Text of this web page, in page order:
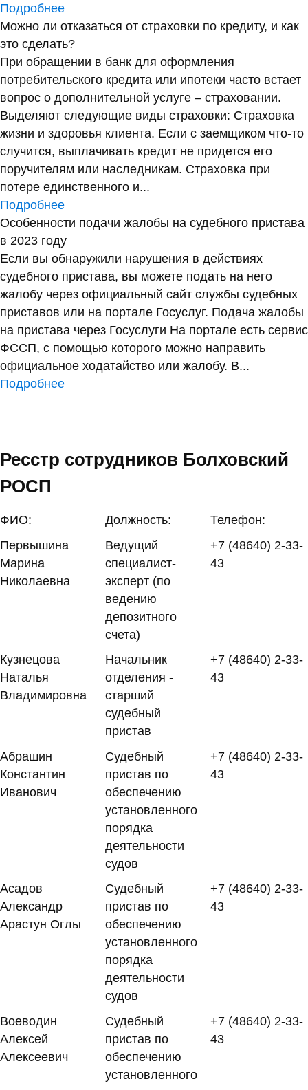
Подробнее
Можно ли отказаться от страховки по кредиту, и как
это сделать?
При обращении в банк для оформления
потребительского кредита или ипотеки часто встает
вопрос о дополнительной услуге – страховании.
Выделяют следующие виды страховки: Страховка
жизни и здоровья клиента. Если с заемщиком что-то
случится, выплачивать кредит не придется его
поручителям или наследникам. Страховка при
потере единственного и...
Подробнее
Особенности подачи жалобы на судебного пристава
в 2023 году
Если вы обнаружили нарушения в действиях
судебного пристава, вы можете подать на него
жалобу через официальный сайт службы судебных
приставов или на портале Госуслуг. Подача жалобы
на пристава через Госуслуги На портале есть сервис
ФССП, с помощью которого можно направить
официальное ходатайство или жалобу. В...
Подробнее
Ресстр сотрудников Болховский
РОСП
ФИО: Должность:
Телефон:
Первышина
Марина
Николаевна
Ведущий
специалист-
эксперт (по
ведению
депозитного
счета)
+7 (48640) 2-33-
43
Кузнецова
Наталья
Владимировна
Начальник
отделения -
старший
судебный
пристав
+7 (48640) 2-33-
43
Абрашин
Константин
Иванович
Судебный
пристав по
обеспечению
установленного
порядка
деятельности
судов
+7 (48640) 2-33-
43
Асадов
Александр
Арастун Оглы
Судебный
пристав по
обеспечению
установленного
порядка
деятельности
судов
+7 (48640) 2-33-
43
Воеводин
Алексей
Алексеевич
Судебный
пристав по
обеспечению
установленного
+7 (48640) 2-33-
43